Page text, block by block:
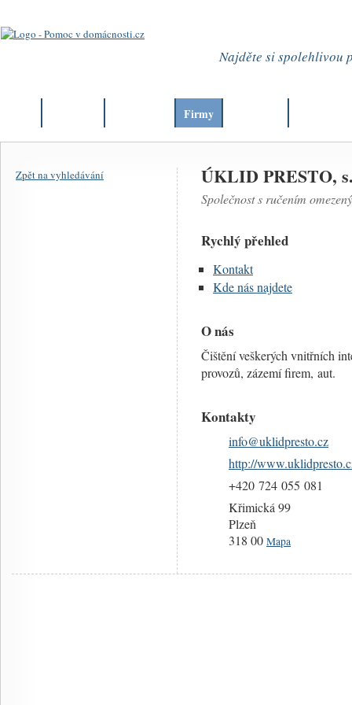
Najděte si spolehlivou
Firmy
Zpět na vyhledávání ÚKLID PRESTO,
Společnost s ručením
Rychlý přehled
Kontakt
Kde nás najdete
O nás
Čištění veškerých vnitřních
provozů, zázemí firem, aut.
Kontakty
info@uklidpresto.cz
http://
+420 724 055 081
Křimická 99
Plzeň
318 00 Mapa